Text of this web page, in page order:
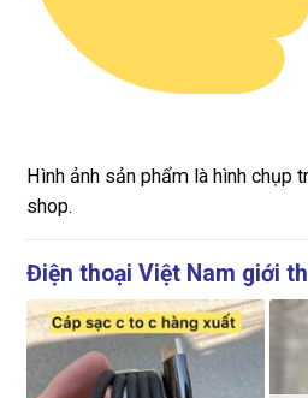
Hình ảnh sản phẩm là hình chụp
shop.
Điện thoại Việt Nam giới